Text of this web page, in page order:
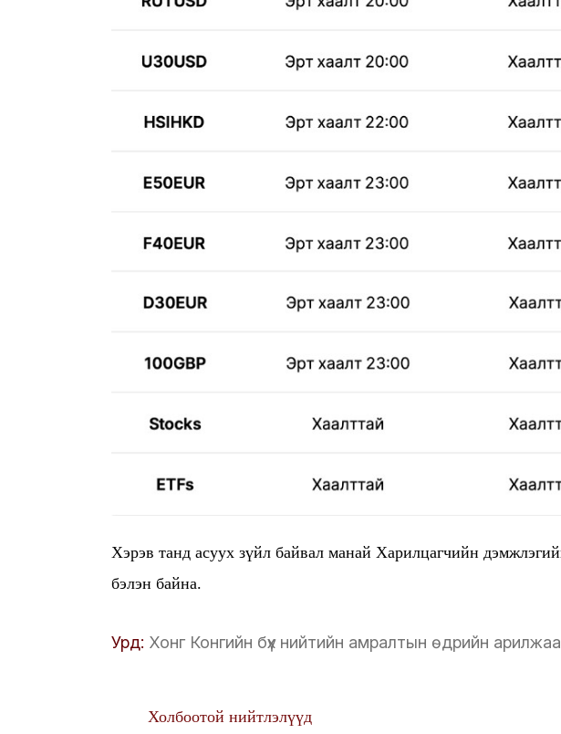
Хэрэв танд асуух зүйл байвал манай Харилцагчийн
бэлэн байна.
Урд: Хонг Конгийн бүх нийтийн амралтын өдрийн
Холбоотой нийтлэлүүд